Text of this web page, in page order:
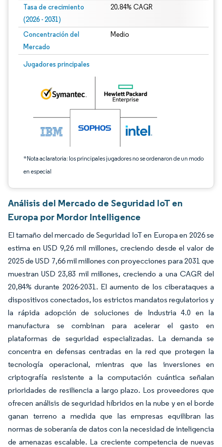
Tasa de crecimiento
(2026 - 2031)
20.84% CAGR
Concentración del
Mercado
Medio
Jugadores principales
*Nota aclaratoria: los principales jugadores no se ordenaron de un modo
en especial
Imagen © Mordor Intelligence. El uso requiere atribución según CC BY 4.0.
Análisis del Mercado de Seguridad IoT en
Europa por Mordor Intelligence
El tamaño del mercado de Seguridad IoT en Europa en 2026 se
estima en USD 9,26 mil millones, creciendo desde el valor de
2025 de USD 7,66 mil millones con proyecciones para 2031 que
muestran USD 23,83 mil millones, creciendo a una CAGR del
20,84% durante 2026-2031. El aumento de los ciberataques a
dispositivos conectados, los estrictos mandatos regulatorios y
la rápida adopción de soluciones de Industria 4.0 en la
manufactura se combinan para acelerar el gasto en
plataformas de seguridad especializadas. La demanda se
concentra en defensas centradas en la red que protegen la
tecnología operacional, mientras que las inversiones en
criptografía resistente a la computación cuántica señalan
prioridades de resiliencia a largo plazo. Los proveedores que
ofrecen análisis de seguridad híbridos en la nube y en el borde
ganan terreno a medida que las empresas equilibran las
normas de soberanía de datos con la necesidad de inteligencia
de amenazas escalable. La creciente competencia de nuevas